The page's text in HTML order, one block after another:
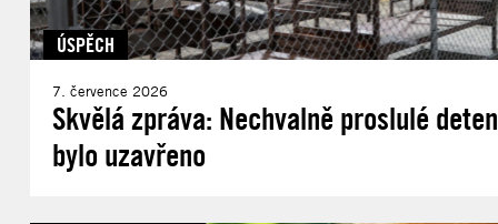
ÚSPĚCH
7. července 2026
Skvělá zpráva: Nechvalně proslulé
bylo uzavřeno